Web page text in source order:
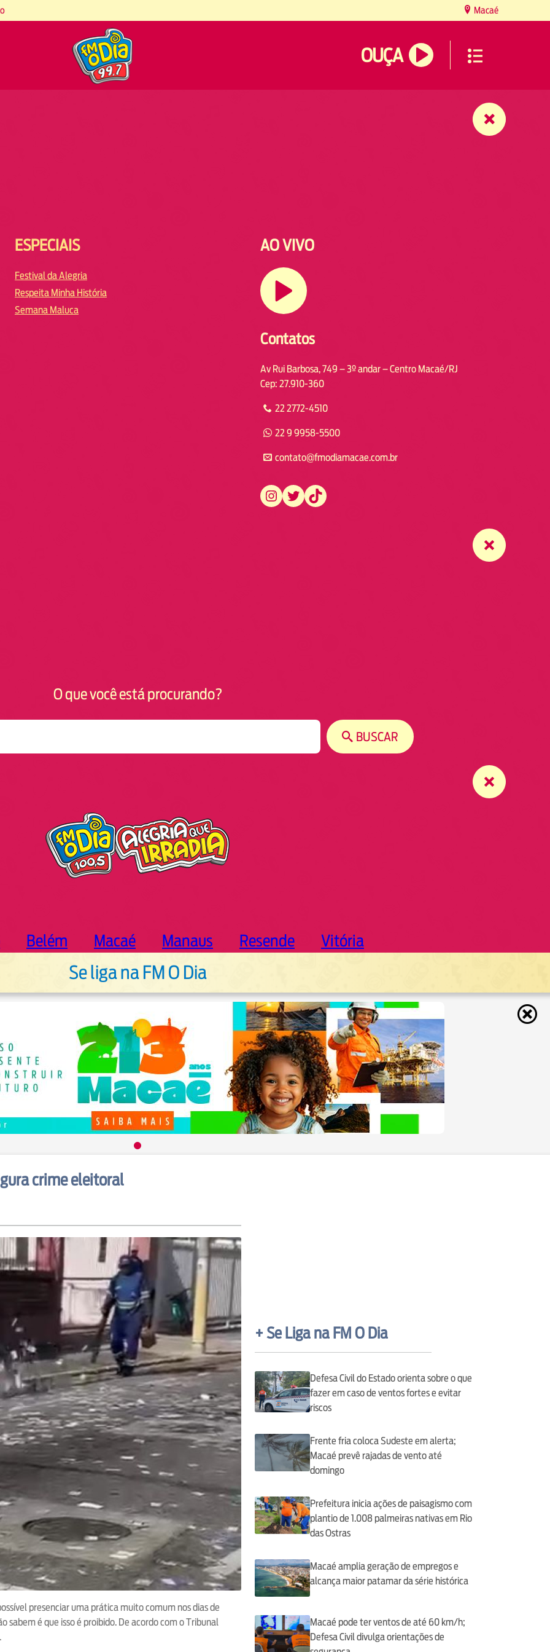
Macaé
OUÇA
ESPECIAIS
Festival da Alegria
Respeita Minha História
Semana Maluca
AO VIVO
Contatos
Av Rui Barbosa, 749 – 3º andar – Centro Macaé/RJ
Cep: 27.910-360
22 2772-4510
22 9 9958-5500
contato@fmodiamacae.com.br
https://www.instagram.com/fmodia.macae/ https://twitter.com/fmodia.macae/ https://www.tiktok.com/@fmodia.macae
O que você está procurando?
BUSCAR
Belém Macaé Manaus Resende Vitória
Se liga na FM O Dia
crime eleitoral
presenciar uma prática muito comum nos dias de
sabem é que isso é proibido. De acordo com o Tribunal
+ Se Liga na FM O Dia
Defesa Civil do Estado orienta sobre o que
fazer em caso de ventos fortes e evitar
riscos
Frente fria coloca Sudeste em alerta;
Macaé prevê rajadas de vento até
domingo
Prefeitura inicia ações de paisagismo com
plantio de 1.008 palmeiras nativas em Rio
das Ostras
Macaé amplia geração de empregos e
alcança maior patamar da série histórica
Macaé pode ter ventos de até 60 km/h;
Defesa Civil divulga orientações de